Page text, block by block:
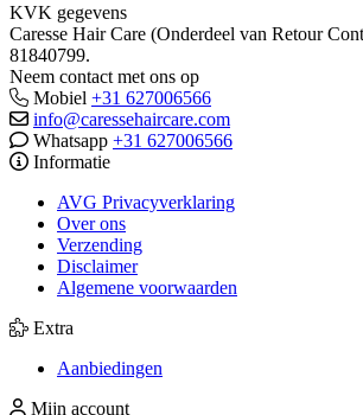
KVK gegevens
Caresse Hair Care (Onderdeel van Retour
81840799.
Neem contact met ons op
Mobiel +31 627006566
info@caressehaircare.com
Whatsapp +31 627006566
Informatie
AVG Privacyverklaring
Over ons
Verzending
Disclaimer
Algemene voorwaarden
Extra
Aanbiedingen
Mijn account